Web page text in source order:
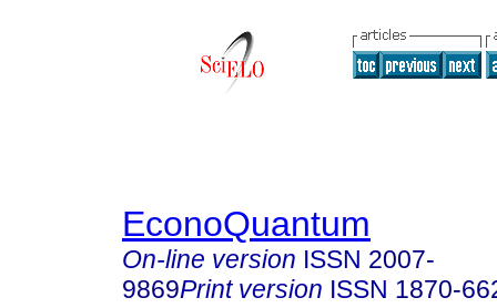
EconoQuantum
On-line version ISSN 2007-
9869Print version ISSN 1870-